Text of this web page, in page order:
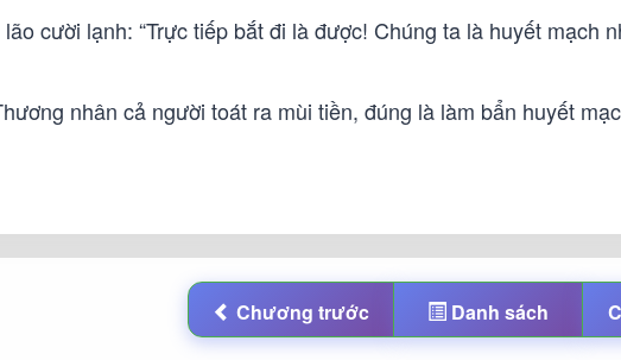
cười lạnh: “Trực tiếp bắt đi là được! Chúng ta là huyết mạch
nhân cả người toát ra mùi tiền, đúng là làm bẩn huyết
Chương trước Danh sách